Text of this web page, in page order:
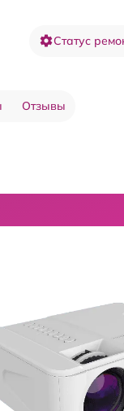
Статус
Отзывы